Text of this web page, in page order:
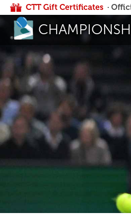
CTT Gift Certificates ·